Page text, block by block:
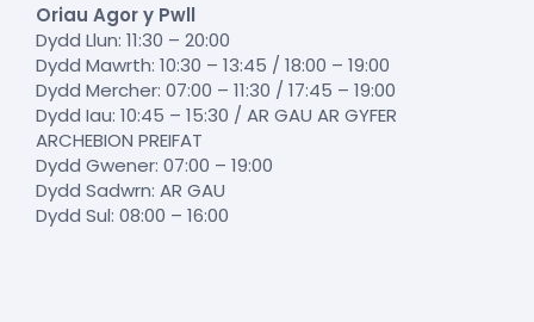
Oriau Agor y Pwll
Dydd Llun: 11:30 – 20:00
Dydd Mawrth: 10:30 – 13:45 / 18:00 – 19:00
Dydd Mercher: 07:00 – 11:30 / 17:45 – 19:00
Dydd Iau: 10:45 – 15:30 / AR GAU AR GYFER
ARCHEBION PREIFAT
Dydd Gwener: 07:00 – 19:00
Dydd Sadwrn: AR GAU
Dydd Sul: 08:00 – 16:00